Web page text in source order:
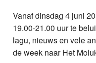
Vanaf dinsdag 4 juni
19.00-21.00 uur te
lagu, nieuws en vele
de week naar Het